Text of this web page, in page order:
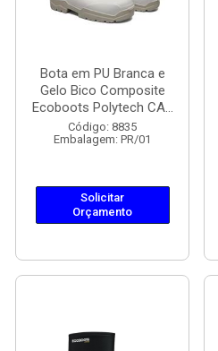
Bota em PU Branca e
Gelo Bico Composite
Ecoboots Polytech CA...
Código: 8835
Embalagem: PR/01
Solicitar
Orçamento